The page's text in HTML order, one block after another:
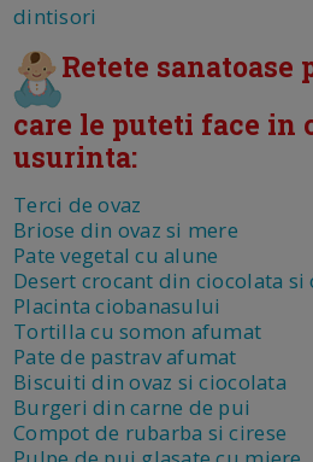
dintisori
Retete sanatoase
care le puteti face in
usurinta:
Terci de ovaz
Briose din ovaz si mere
Pate vegetal cu alune
Desert crocant din ciocolata si
Placinta ciobanasului
Tortilla cu somon afumat
Pate de pastrav afumat
Biscuiti din ovaz si ciocolata
Burgeri din carne de pui
Compot de rubarba si cirese